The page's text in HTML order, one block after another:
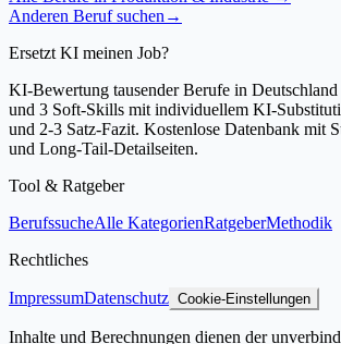
Anderen Beruf suchen →
Ersetzt KI meinen Job?
KI-Bewertung tausender Berufe in
und 3 Soft-Skills mit individuellem KI-
und 2-3 Satz-Fazit. Kostenlose Datenbank mit
und Long-Tail-Detailseiten.
Tool & Ratgeber
BerufssucheAlle KategorienRatgeberMethodik
Rechtliches
ImpressumDatenschutz Cookie-Einstellungen
Inhalte und Berechnungen dienen der